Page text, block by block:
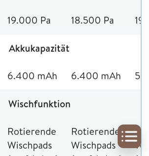
19.000 Pa 18.500 Pa
Akkukapazität
6.400 mAh 6.400 mAh
Wischfunktion
Rotierende
Wischpads
Rotierende
Wischpads